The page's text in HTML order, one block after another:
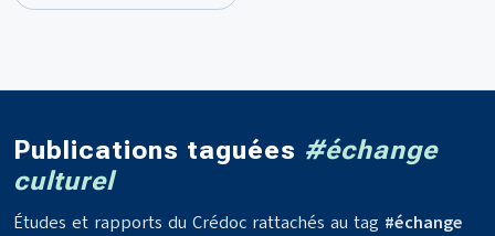
Publications taguées #échange
culturel
Études et rapports du Crédoc rattachés au tag #échange